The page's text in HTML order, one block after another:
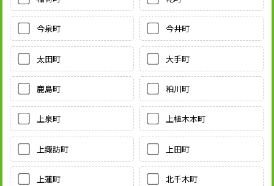
今泉町 今井町
太田町 大手町
鹿島町 粕川町
上泉町 上植木本町
上諏訪町 上田町
上蓮町 北千木町